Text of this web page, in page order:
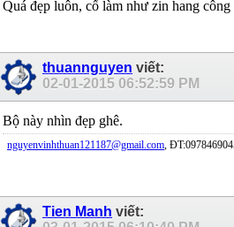
Quá đẹp luôn, cố làm như zin hang công
thuannguyen viết:
02-01-2015 06:52:59 PM
Bộ này nhìn đẹp ghê.
nguyenvinhthuan121187@gmail.com,
Tien Manh viết: